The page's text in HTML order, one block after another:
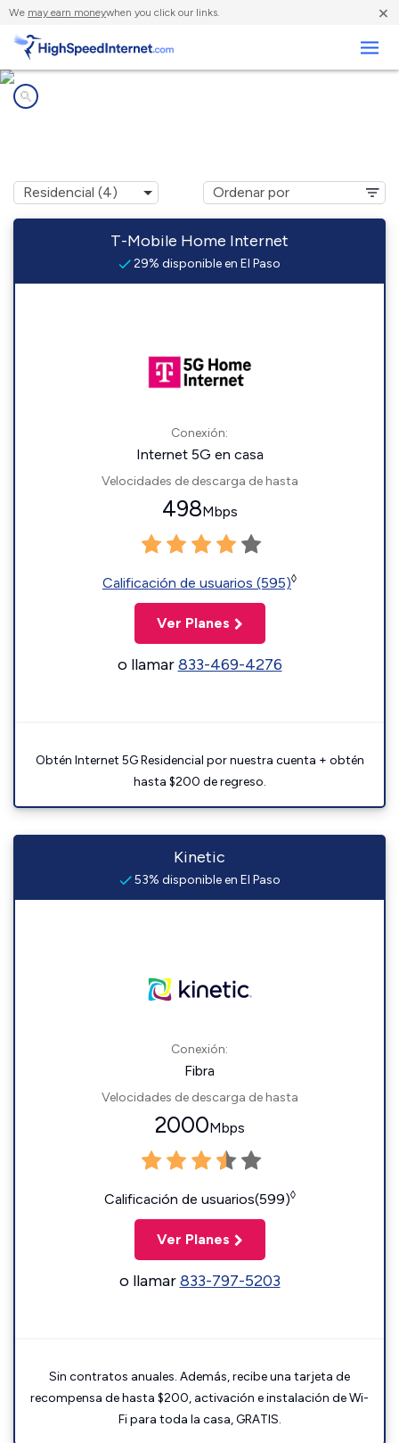
We may earn moneywhen you click our links. ×
T-Mobile Home Internet
29% disponible en El Paso
Conexión:
Internet 5G en casa
Velocidades de descarga de hasta
498Mbps
Calificación de usuarios (595)◊
Ver Planes
o llamar833-469-4276
Obtén Internet 5G Residencial por nuestra cuenta + obtén
hasta $200 de regreso.
Kinetic
53% disponible en El Paso
Conexión:
Fibra
Velocidades de descarga de hasta
2000Mbps
Calificación de usuarios(599)◊
Ver Planes
o llamar833-797-5203
Sin contratos anuales. Además, recibe una tarjeta de
recompensa de hasta $200, activación e instalación de Wi-
Fi para toda la casa, GRATIS.